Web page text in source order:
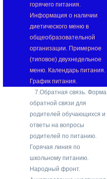
горячего питания.
Информация о наличии
диетического меню в
общеобразовательной
организации. Примерное
(типовое) двухнедельное
меню. Календарь питания.
График питания.
7.Обратная связь. Форма
обратной связи для
родителей обучающихся и
ответы на вопросы
родителей по питанию.
Горячая линия по
школьному питанию.
Народный фронт.